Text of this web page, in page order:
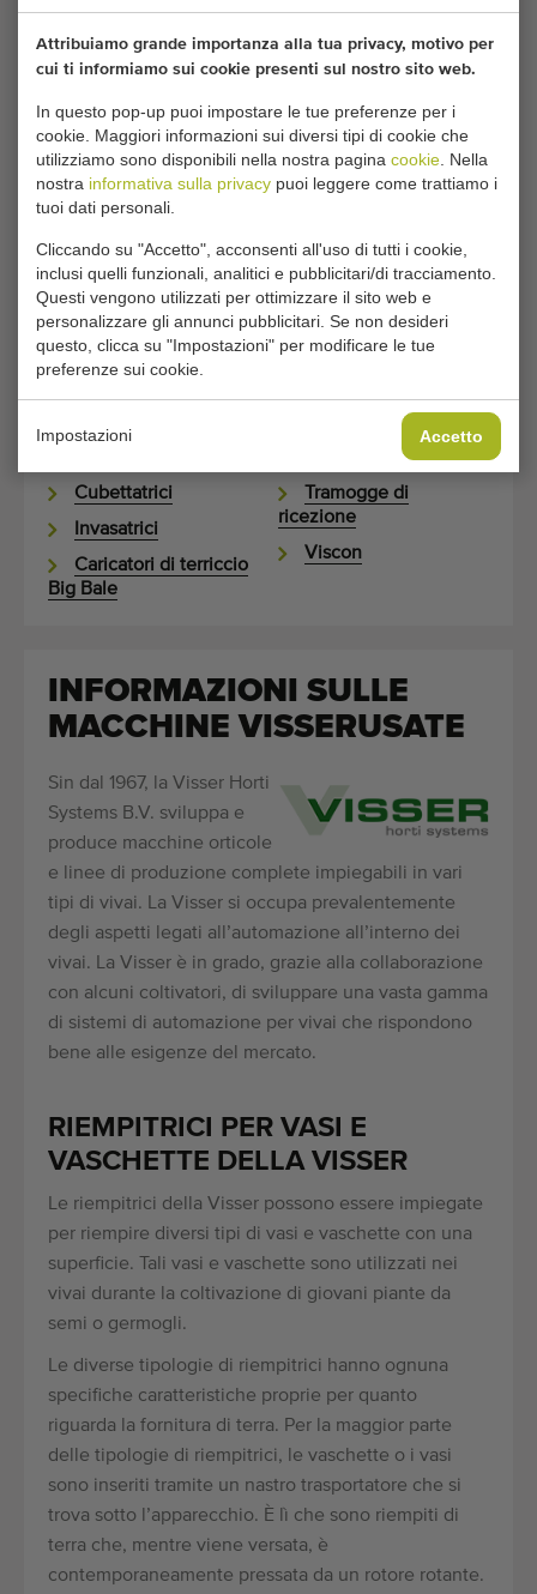
Attribuiamo grande importanza alla tua privacy, motivo per
cui ti informiamo sui cookie presenti sul nostro sito web.
In questo pop-up puoi impostare le tue preferenze per i
cookie. Maggiori informazioni sui diversi tipi di cookie che
utilizziamo sono disponibili nella nostra pagina cookie . Nella
nostra informativa sulla privacy puoi leggere come trattiamo i
tuoi dati personali.
Cliccando su "Accetto", acconsenti all'uso di tutti i cookie,
inclusi quelli funzionali, analitici e pubblicitari/di tracciamento.
Questi vengono utilizzati per ottimizzare il sito web e
personalizzare gli annunci pubblicitari. Se non desideri
questo, clicca su "Impostazioni" per modificare le tue
preferenze sui cookie.
Impostazioni Accetto
Siamo alla costante ricerca di macchinari agricoli e
orticoli in buone condizioni.
PAGINE CORRELATE
Seminatrici in vassoio
Riempitori di
Cubettatrici
Invasatrici
Caricatori di terriccio
Big Bale
Ribaltatori di cassette
Nastri trasportatori
elevatori mobili
Tramogge di
ricezione
Viscon
INFORMAZIONI SULLE
MACCHINE VISSERUSATE
Sin dal 1967, la Visser Horti
Systems B.V. sviluppa e
produce macchine orticole
e linee di produzione complete impiegabili in vari
tipi di vivai. La Visser si occupa prevalentemente
degli aspetti legati all’automazione all’interno dei
vivai. La Visser è in grado, grazie alla collaborazione
con alcuni coltivatori, di sviluppare una vasta gamma
di sistemi di automazione per vivai che rispondono
bene alle esigenze del mercato.
RIEMPITRICI PER VASI E
VASCHETTE DELLA VISSER
Le riempitrici della Visser possono essere impiegate
per riempire diversi tipi di vasi e vaschette con una
superficie. Tali vasi e vaschette sono utilizzati nei
vivai durante la coltivazione di giovani piante da
semi o germogli.
Le diverse tipologie di riempitrici hanno ognuna
specifiche caratteristiche proprie per quanto
riguarda la fornitura di terra. Per la maggior parte
delle tipologie di riempitrici, le vaschette o i vasi
sono inseriti tramite un nastro trasportatore che si
trova sotto l’apparecchio. È lì che sono riempiti di
terra che, mentre viene versata, è
contemporaneamente pressata da un rotore rotante.